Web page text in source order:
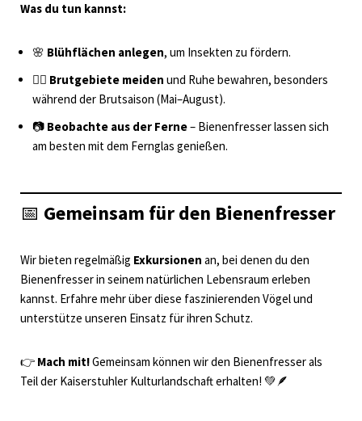
Was du tun kannst:
🌸 Blühflächen anlegen, um Insekten zu fördern.
🚶‍♀️ Brutgebiete meiden und Ruhe bewahren, besonders
während der Brutsaison (Mai–August).
📷 Beobachte aus der Ferne– Bienenfresser lassen sich
am besten mit dem Fernglas genießen.
📅 Gemeinsam für den Bienenfresser
Wir bieten regelmäßig Exkursionen an, bei denen du den
Bienenfresser in seinem natürlichen Lebensraum erleben
kannst. Erfahre mehr über diese faszinierenden Vögel und
unterstütze unseren Einsatz für ihren Schutz.
👉 Mach mit!Gemeinsam können wir den Bienenfresser als
Teil der Kaiserstuhler Kulturlandschaft erhalten! 💚🪶